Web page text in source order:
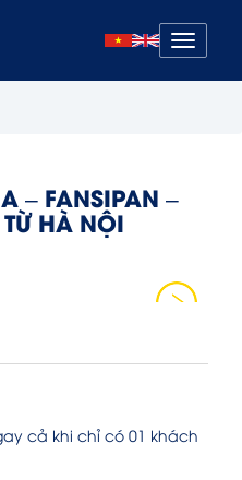
Mở
menu
– FANSIPAN –
HÀ NỘI
cả khi chỉ có 01 khách